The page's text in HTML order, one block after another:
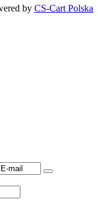
by CS-Cart Polska